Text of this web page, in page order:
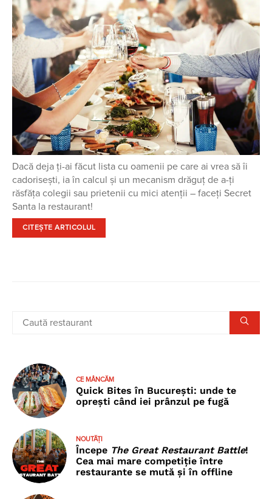
Dacă deja ţi-ai făcut lista cu oamenii pe care ai vrea să îi
cadorisești, ia în calcul şi un mecanism drăguţ de a-ţi
răsfăţa colegii sau prietenii cu mici atenţii – faceți Secret
Santa la restaurant!
CITEȘTE ARTICOLUL
CE MÂNCĂM
Quick Bites în București: unde te
oprești când iei prânzul pe fugă
NOUTĂȚI
Începe The Great Restaurant Battle!
Cea mai mare competiție între
restaurante se mută și în offline